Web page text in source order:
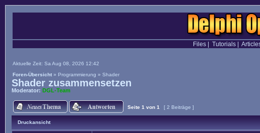
Files| Tutorials|
Aktuelle Zeit: Sa Aug 08, 2026 12:42
Foren-Übersicht » Programmierung » Shader
Shader zusammensetzen
Moderator: DGL-Team
Seite 1 von 1 [ 2 Beiträge ]
Druckansicht